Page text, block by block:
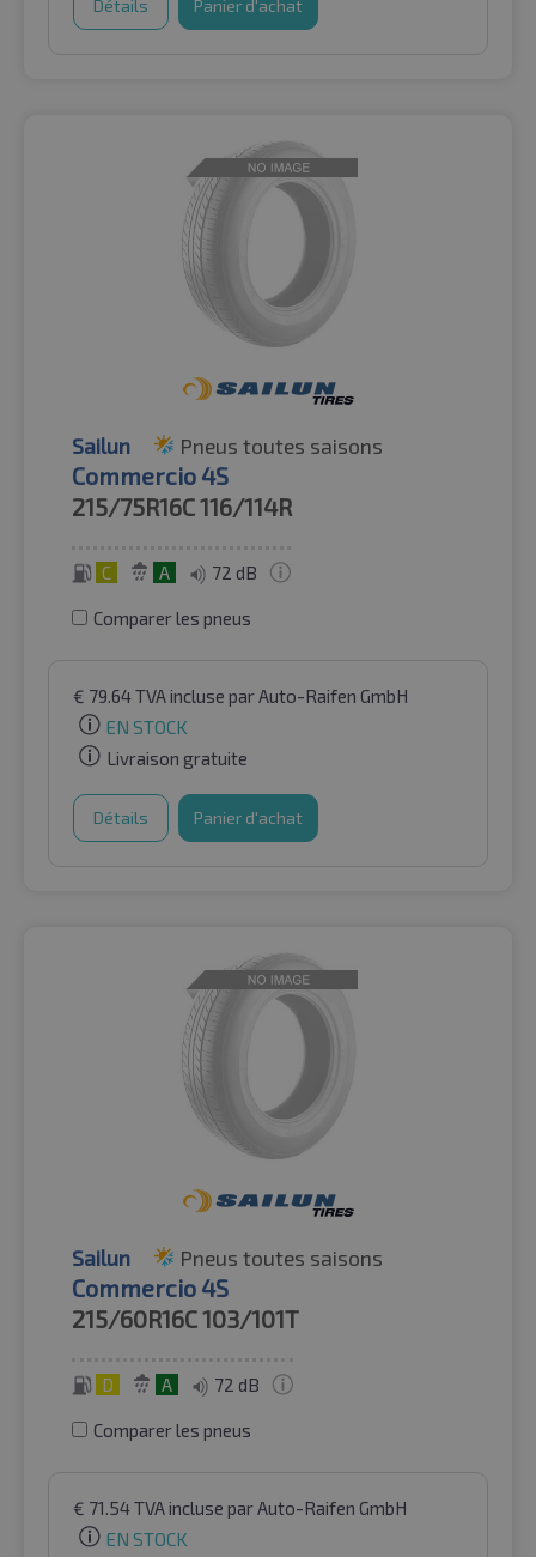
Détails Panier d'achat
Sailun Pneus toutes saisons
Commercio 4S
215/75R16C116/114R
C A 72 dB
Comparer les pneus
€ 79.64TVA incluse par Auto-Raifen GmbH
EN STOCK
Livraison gratuite
Détails Panier d'achat
Sailun Pneus toutes saisons
Commercio 4S
215/60R16C103/101T
D A 72 dB
Comparer les pneus
€ 71.54TVA incluse par Auto-Raifen GmbH
EN STOCK